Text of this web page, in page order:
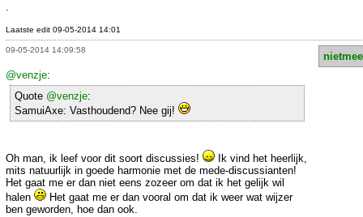
.
Laatste edit 09-05-2014 14:01
09-05-2014 14:09:58
@venzje:
Quote @venzje:
SamuiAxe: Vasthoudend? Nee gij!
Oh man, ik leef voor dit soort discussies!
Ik vind het heerlijk,
mits natuurlijk in goede harmonie met de mede-discussianten!
Het gaat me er dan niet eens zozeer om dat ik het gelijk wil
halen
Het gaat me er dan vooral om dat ik weer wat wijzer
ben geworden, hoe dan ook.